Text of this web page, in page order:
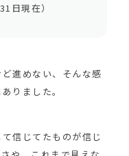
日現在）
進めない、そんな感
りました。
信じてたものが信じ